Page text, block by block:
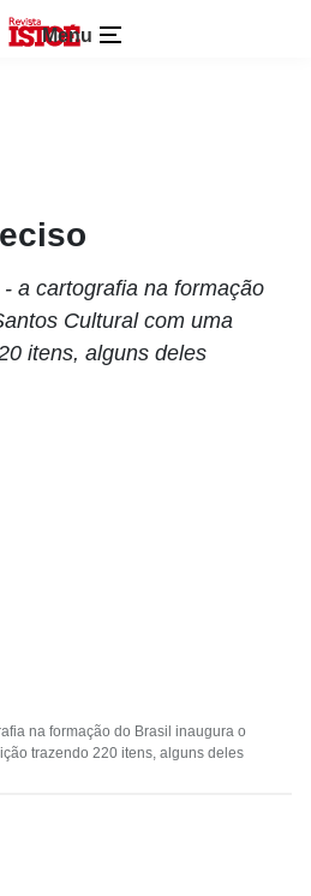
Menu
a cartografia na formação
Cultural com uma
itens, alguns deles
na formação do Brasil inaugura o
trazendo 220 itens, alguns deles